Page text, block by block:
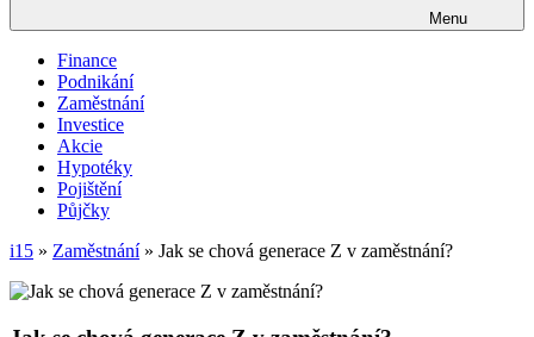
Menu
Finance
Podnikání
Zaměstnání
Investice
Akcie
Hypotéky
Pojištění
Půjčky
i15 » Zaměstnání» Jak se chová generace Z v zaměstnání?